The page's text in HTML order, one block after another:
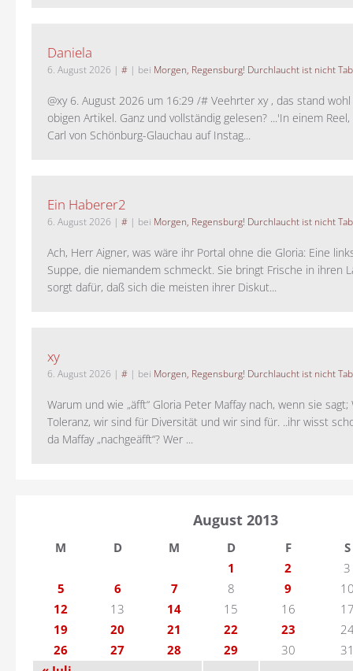
Daniela
6. August 2026 | # | bei Morgen, Regensburg! Durchlaucht ist nicht
@xy 6. August 2026 um 16:29 /# Veehrter xy , das stand
obigen Artikel. Ganz und vollständig gelesen? ...'In einem
Carl von Schönburg-Glauchau auf Instag...
Ein Haberer2
6. August 2026 | # | bei Morgen, Regensburg! Durchlaucht ist nicht
Ach, Herr Aigner, was wäre ihr Portal ohne die Gloria: Eine
Suppe, die niemandem schmeckt. Sie bringt Frische in ihren
sorgt dafür, daß sich die meisten ihrer Diskut...
xy
6. August 2026 | # | bei Morgen, Regensburg! Durchlaucht ist nicht
Warum und wie „äfft“ Gloria Peter Maffay nach, wenn sie
Toleranz, wir sind für Diversität und wir sind für. ..ihr wisst
da Maffay „nachgeäfft“? Wer ...
August 2013
M D M D F
S
1
2
3
5
6 7 8 9
12
13 14 15 16
19
20 21 22 23
26
27 28 29 30